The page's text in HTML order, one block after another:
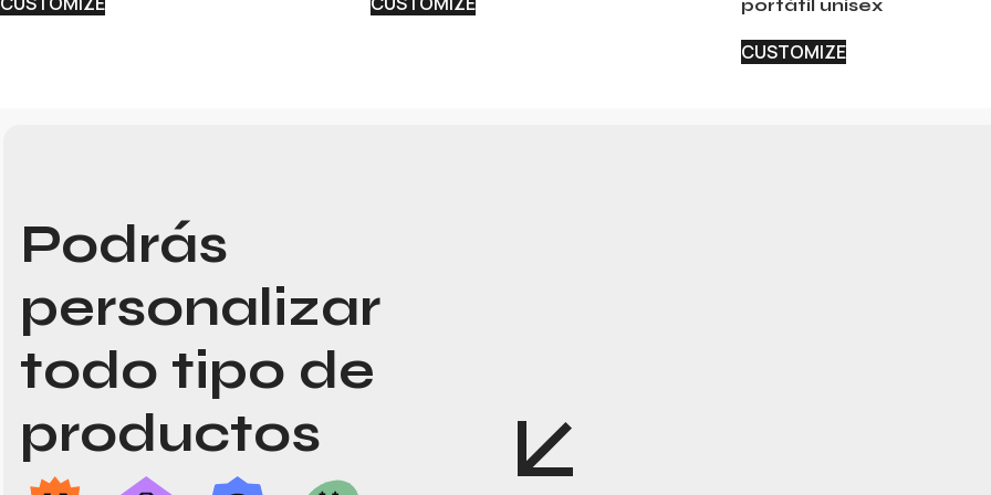
portátil unisex
CUSTOMIZE
Podrás
personalizar
todo tipo de
productos